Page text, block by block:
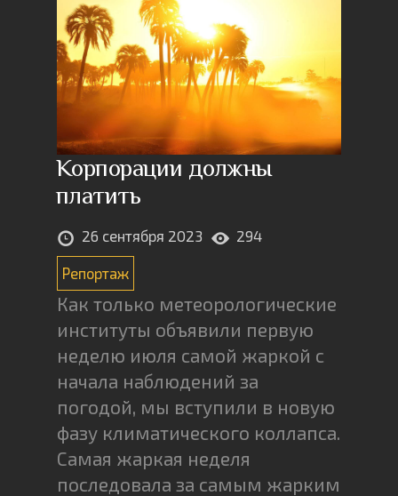
Корпорации должны
платить
26 сентября 2023 294
Репортаж
Как только метеорологические
институты объявили первую
неделю июля самой жаркой с
начала наблюдений за
погодой, мы вступили в новую
фазу климатического коллапса.
Самая жаркая неделя
последовала за самым жарким